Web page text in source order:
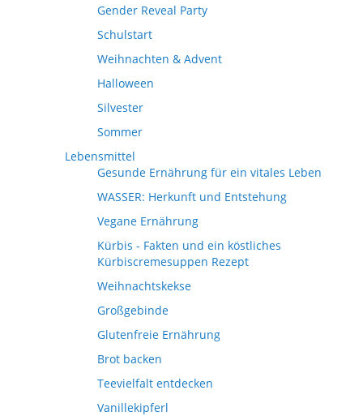
Gender Reveal Party
Schulstart
Weihnachten & Advent
Halloween
Silvester
Sommer
Lebensmittel
Gesunde Ernährung für ein vitales Leben
WASSER: Herkunft und Entstehung
Vegane Ernährung
Kürbis - Fakten und ein köstliches
Kürbiscremesuppen Rezept
Weihnachtskekse
Großgebinde
Glutenfreie Ernährung
Brot backen
Teevielfalt entdecken
Vanillekipferl